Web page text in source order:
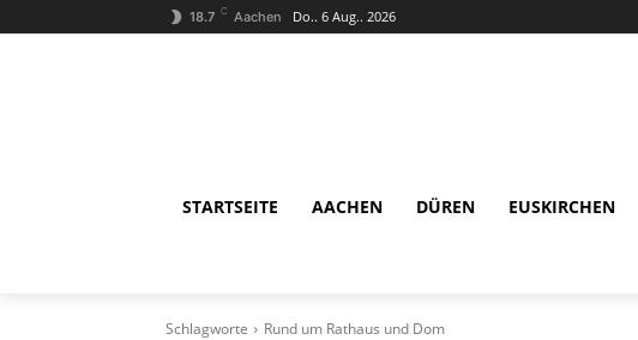
18.7 C Aachen Do.. 6 Aug.. 2026
STARTSEITE AACHEN DÜREN EUSKIRCHEN
Schlagworte Rund um Rathaus und Dom